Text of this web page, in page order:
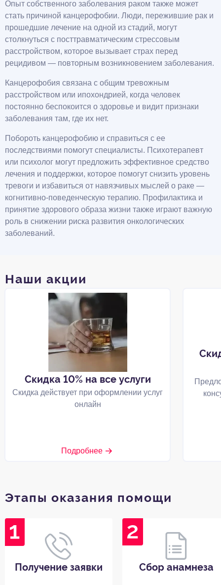
Опыт собственного заболевания раком также может
стать причиной канцерофобии. Люди, пережившие рак и
прошедшие лечение на одной из стадий, могут
столкнуться с посттравматическим стрессовым
расстройством, которое вызывает страх перед
рецидивом — повторным возникновением заболевания.
Канцерофобия связана с общим тревожным
расстройством или ипохондрией, когда человек
постоянно беспокоится о здоровье и видит признаки
заболевания там, где их нет.
Побороть канцерофобию и справиться с ее
последствиями помогут специалисты. Психотерапевт
или психолог могут предложить эффективное средство
лечения и поддержки, которое помогут снизить уровень
тревоги и избавиться от навязчивых мыслей о раке —
когнитивно-поведенческую терапию. Профилактика и
принятие здорового образа жизни также играют важную
роль в снижении риска развития онкологических
заболеваний.
Наши акции
Скидка 10% на все услуги
Скидка действует при оформлении услуг
онлайн
Подробнее
Этапы оказания помощи
Получение заявки Сбор анамнеза